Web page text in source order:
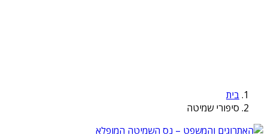
בית
סיפורי שמיטה